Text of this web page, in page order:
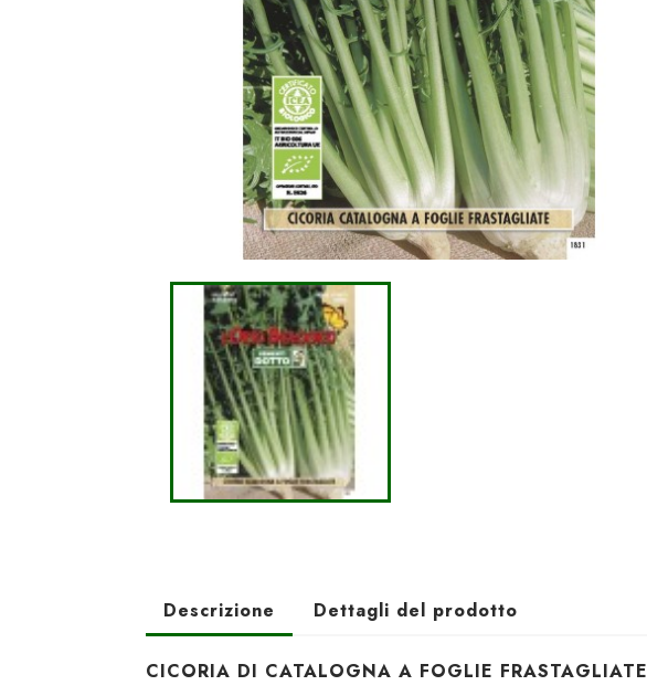
Descrizione Dettagli del prodotto
CICORIA DI CATALOGNA A FOGLIE FRASTAGLIATE